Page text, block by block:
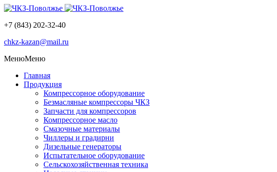
+7 (843) 202-32-40
chkz-kazan@mail.ru
МенюМеню
Главная
Продукция
Компрессорное оборудование
Безмасляные компрессоры ЧКЗ
Запчасти для компрессоров
Компрессорное масло
Смазочные материалы
Чиллеры и градирни
Дизельные генераторы
Испытательное оборудование
Сельскохозяйственная техника